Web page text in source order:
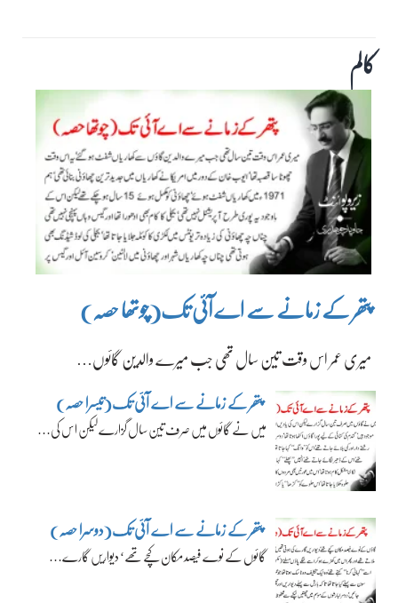
کالم
پتھر کے زمانے سے اے آئی تک(چوتھا حصہ)
میری عمر اس وقت تین سال تھی جب میرے والدین گائوں…
پتھر کے زمانے سے اے آئی تک(تیسرا حصہ)
میں نے گائوں میں صرف تین سال گزارے لیکن اس کی…
پتھر کے زمانے سے اے آئی تک(دوسرا حصہ)
گائوں کے نوے فیصد مکان کچے تھے‘ دیواریں گارے…